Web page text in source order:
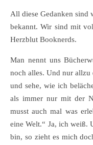
All diese Gedanken sind
bekannt. Wir sind mit
Herzblut Booknerds.
Man nennt uns
noch alles. Und nur
und sehe, wie ich
als immer nur mit der
musst auch mal was
eine Welt.“ Ja, ich weiß.
bin, so zieht es mich